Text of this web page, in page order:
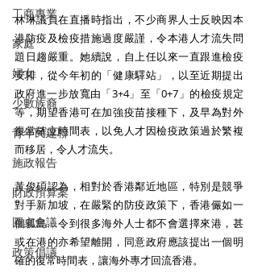
工商專業
家庭
婦女
少數族裔
青年民建聯
施政報告
財政預算案
圓桌會議
政策倡議
林琳議員在直播時指出，不少商界人士反映因本
港防疫及檢疫措施過度嚴謹，令本港人才流失問
題日趨嚴重。她續說，自上任以來一直跟進檢疫
安排，從今年初的「健康驛站」，以至近期提出
政府進一步放寬由「3+4」至「0+7」的檢疫規定
等，期望香港可在加強疫苗接種下，及早為對外
復常確立時間表，以免人才因檢疫政策過於繁複
而移居，令人才流失。
黃俊碩認為，相對於香港鄰近地區，特別是競爭
對手新加坡，在嚴緊的防疫政策下，香港儼如一
個孤島，令到很多海外人士都不會選擇來港，甚
或在港的亦希望離開，同意政府應該提出一個明
確的復常時間表，讓海外專才回流香港。